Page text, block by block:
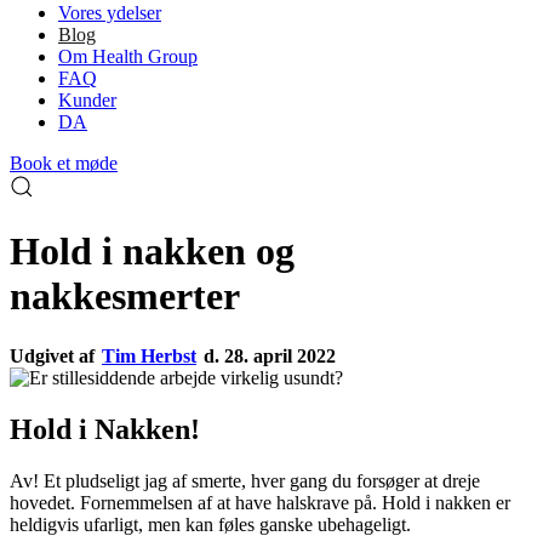
Vores ydelser
Blog
Om Health Group
FAQ
Kunder
DA
Book et møde
Hold i nakken og
nakkesmerter
Udgivet af Tim Herbst d. 28. april 2022
Hold i Nakken!
Av! Et pludseligt jag af smerte, hver gang du forsøger at dreje
hovedet. Fornemmelsen af at have halskrave på. Hold i nakken er
heldigvis ufarligt, men kan føles ganske ubehageligt.